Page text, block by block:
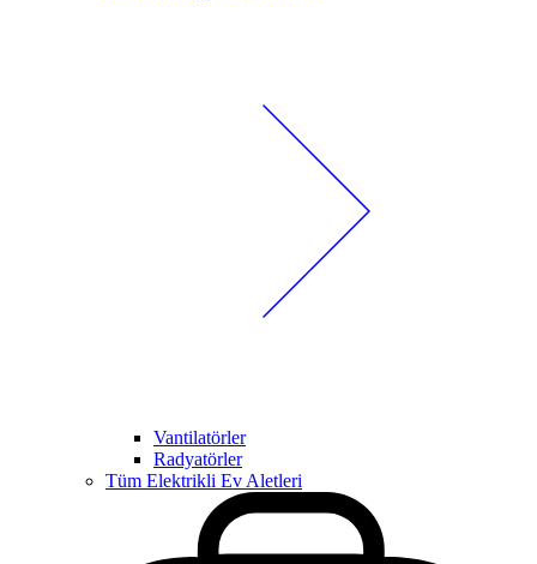
Vantilatörler
Radyatörler
Tüm Elektrikli Ev Aletleri